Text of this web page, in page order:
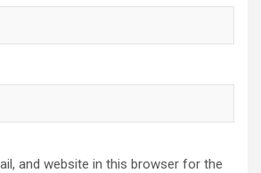
and website in this browser for the